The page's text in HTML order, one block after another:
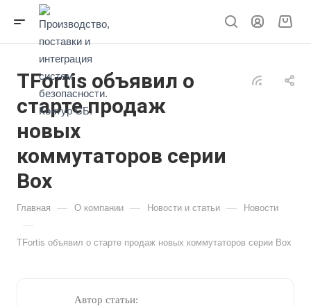
TFortis объявил о
старте продаж
новых
коммутаторов серии
Box
Главная — О компании — Новости и статьи — Новости
—
TFortis объявил о старте продаж новых коммутаторов серии Box
Автор статьи: